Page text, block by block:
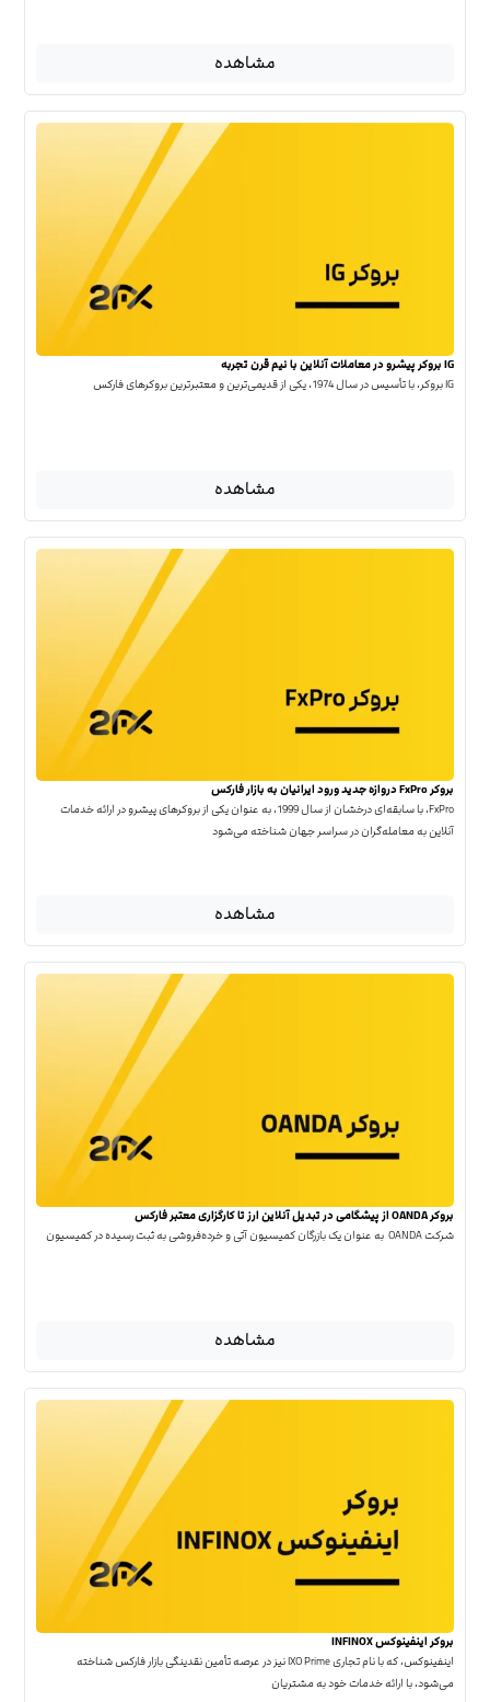
مشاهده
IG بروکر پیشرو در معاملات آنلاین با نیم قرن تجربه
IG بروکر، با تأسیس در سال 1974، یکی از قدیمی‌ترین و معتبرترین بروکرهای فارکس
مشاهده
بروکر FxPro دروازه جدید ورود ایرانیان به بازار فارکس
FxPro، با سابقه‌ای درخشان از سال 1999، به عنوان یکی از بروکرهای پیشرو در ارائه خدمات
آنلاین به معامله‌گران در سراسر جهان شناخته می‌شود
مشاهده
بروکر OANDA از پیشگامی در تبدیل آنلاین ارز تا کارگزاری معتبر فارکس
شرکت OANDA به عنوان یک بازرگان کمیسیون آتی و خرده‌فروشی به ثبت رسیده در کمیسیون
مشاهده
بروکر اینفینوکس INFINOX
اینفینوکس، که با نام تجاری IXO Prime نیز در عرصه تأمین نقدینگی بازار فارکس شناخته
می‌شود، با ارائه خدمات خود به مشتریان